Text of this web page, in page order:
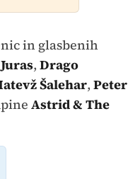
in glasbenih
, Drago
Šalehar, Peter
Astrid & The